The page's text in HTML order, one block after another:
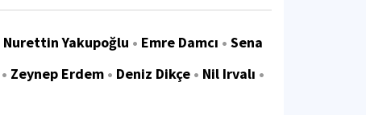
Nurettin Yakupoğlu • Emre Damcı • Sena
• Zeynep Erdem • Deniz Dikçe • Nil Irvalı •